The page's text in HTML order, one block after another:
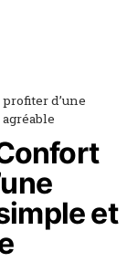
d’une
et